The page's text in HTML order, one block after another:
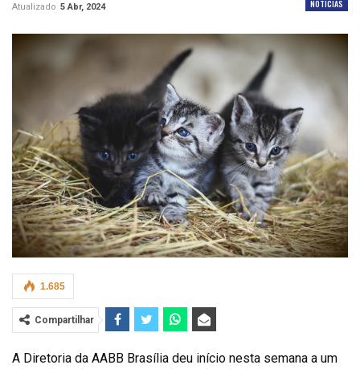
NOTÍCIAS
Atualizado 5 Abr, 2024
1.685
Compartilhar
A Diretoria da AABB Brasília deu início nesta semana a um